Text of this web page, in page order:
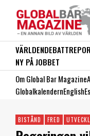
VÄRLDENDEBATT
NY PÅ JOBBET
Om Global Bar Magazine
GlobalkalendernEnglish
BISTÅND FRED